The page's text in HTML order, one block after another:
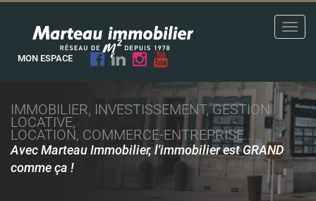
MON ESPACE
IMMOBILIER, INVESTISSEMENT, GESTION
LOCATIVE,
LOCATION, COMMERCE-ENTREPRISE...
Avec Marteau Immobilier, l'immobilier est GRAND
comme ça !